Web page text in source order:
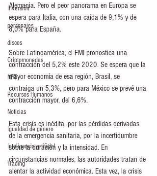
Inversión
personajes
discos
Criptomonedas
NFT
Recursos Humanos
Noticias
Igualdad de género
Inteligencia artificial
Trading
Alemania. Pero el peor panorama en Europa se
espera para Italia, con una caída de 9,1% y de
8,0% para España.
Sobre Latinoamérica, el FMI pronostica una
contracción del 5,2% este 2020. Se espera que la
mayor economía de esa región, Brasil, se
contraiga un 5,3%, pero para México se prevé una
contracción mayor, del 6,6%.
Esta crisis es inédita, por las pérdidas derivadas
de la emergencia sanitaria, por la incertidumbre
sobre la duración y la intensidad. En
circunstancias normales, las autoridades tratan de
alentar la actividad económica. Esta vez, la crisis